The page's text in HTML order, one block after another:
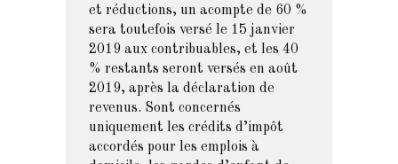
et réductions, un acompte de 60 %
sera toutefois versé le 15 janvier
2019 aux contribuables, et les 40
% restants seront versés en août
2019, après la déclaration de
revenus. Sont concernés
uniquement les crédits d’impôt
accordés pour les emplois à